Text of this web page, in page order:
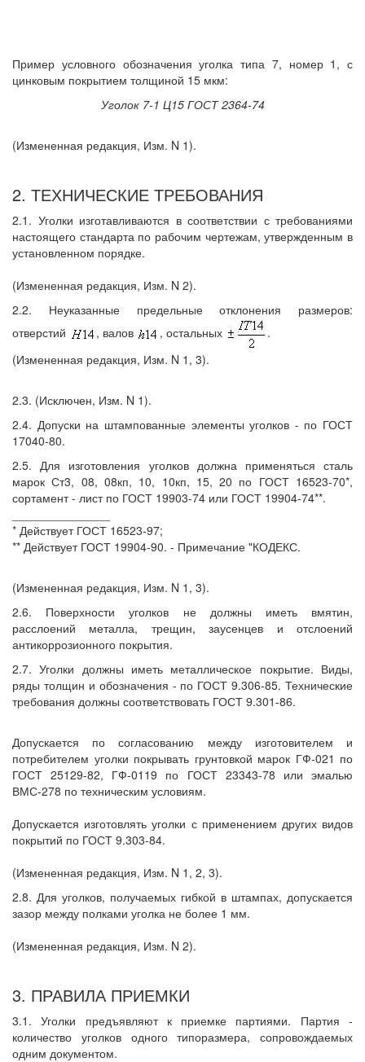
Пример условного обозначения уголка типа 7, номер 1, с
цинковым покрытием толщиной 15 мкм:
Уголок 7-1 Ц15 ГОСТ 2364-74
(Измененная редакция, Изм. N 1).
2. ТЕХНИЧЕСКИЕ ТРЕБОВАНИЯ
2.1. Уголки изготавливаются в соответствии с требованиями
настоящего стандарта по рабочим чертежам, утвержденным в
установленном порядке.
(Измененная редакция, Изм. N 2).
2.2. Неуказанные предельные отклонения размеров:
отверстий
, валов , остальных
.
(Измененная редакция, Изм. N 1, 3).
2.3. (Исключен, Изм. N 1).
2.4. Допуски на штампованные элементы уголков - по ГОСТ
17040-80.
2.5. Для изготовления уголков должна применяться сталь
марок Ст3, 08, 08кп, 10, 10кп, 15, 20 по ГОСТ 16523-70*,
сортамент - лист по ГОСТ 19903-74 или ГОСТ 19904-74**.
* Действует ГОСТ 16523-97;
** Действует ГОСТ 19904-90. - Примечание "КОДЕКС.
(Измененная редакция, Изм. N 1, 3).
2.6. Поверхности уголков не должны иметь вмятин,
расслоений металла, трещин, заусенцев и отслоений
антикоррозионного покрытия.
2.7. Уголки должны иметь металлическое покрытие. Виды,
ряды толщин и обозначения - по ГОСТ 9.306-85. Технические
требования должны соответствовать ГОСТ 9.301-86.
Допускается по согласованию между изготовителем и
потребителем уголки покрывать грунтовкой марок ГФ-021 по
ГОСТ 25129-82, ГФ-0119 по ГОСТ 23343-78 или эмалью
ВМС-278 по техническим условиям.
Допускается изготовлять уголки с применением других видов
покрытий по ГОСТ 9.303-84.
(Измененная редакция, Изм. N 1, 2, 3).
2.8. Для уголков, получаемых гибкой в штампах, допускается
зазор между полками уголка не более 1 мм.
(Измененная редакция, Изм. N 2).
3. ПРАВИЛА ПРИЕМКИ
3.1. Уголки предъявляют к приемке партиями. Партия -
количество уголков одного типоразмера, сопровождаемых
одним документом.